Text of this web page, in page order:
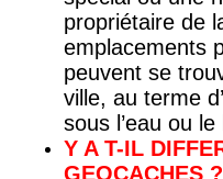
propriétaire de
emplacements
peuvent se
ville, au terme
sous l’eau ou
Y A T-IL
GEOCACHES ?